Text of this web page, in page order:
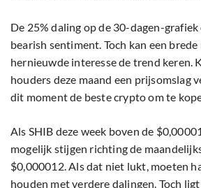
De 25% daling op de 30-dagen-
bearish sentiment. Toch kan een
hernieuwde interesse de trend keren.
houders deze maand een prijsomslag
dit moment de beste crypto om te
Als SHIB deze week boven de
mogelijk stijgen richting de
$0,000012. Als dat niet lukt, moeten
houden met verdere dalingen. Toch